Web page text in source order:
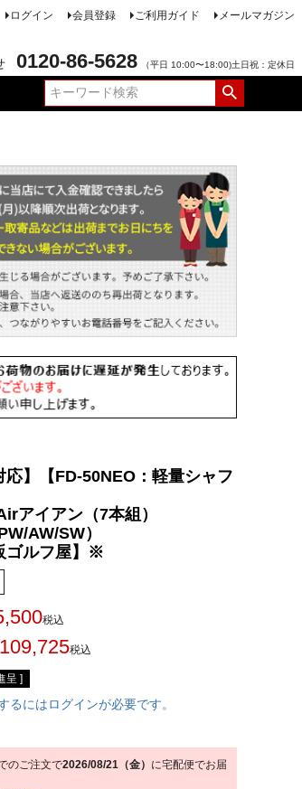
ログイン 会員登録 ご利用ガイド メールマガジン
0120-86-5628 （平日 10:00〜18:00)土日祝：定休日
応】【FD-50NEO：軽量シャフ
アイアン（7本組）
AW/SW）
ゴルフ屋】※
税込
税込
呈 ]
るにはログインが必要です。
のご注文で2026/08/21（金） に宅配便でお届